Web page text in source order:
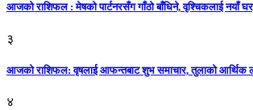
आजको राशिफल : मेषको पार्टनरसँग गाँठो बाँधिने, वृश्चिकलाई नयाँ
३
आजकाे राशिफल: वृषलाई आफन्तबाट शुभ समाचार, तुलाकाे आर्थिक
४